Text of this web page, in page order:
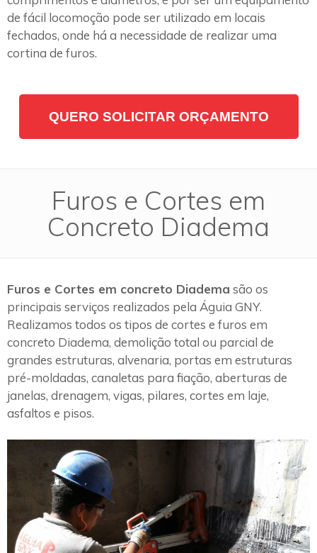
de fácil locomoção pode ser utilizado em locais
fechados, onde há a necessidade de realizar uma
cortina de furos.
QUERO SOLICITAR ORÇAMENTO
Furos e Cortes em
Concreto Diadema
Furos e Cortes em concreto Diadema são os
principais serviços realizados pela Águia GNY.
Realizamos todos os tipos de cortes e furos em
concreto Diadema, demolição total ou parcial de
grandes estruturas, alvenaria, portas em estruturas
pré-moldadas, canaletas para fiação, aberturas de
janelas, drenagem, vigas, pilares, cortes em laje,
asfaltos e pisos.